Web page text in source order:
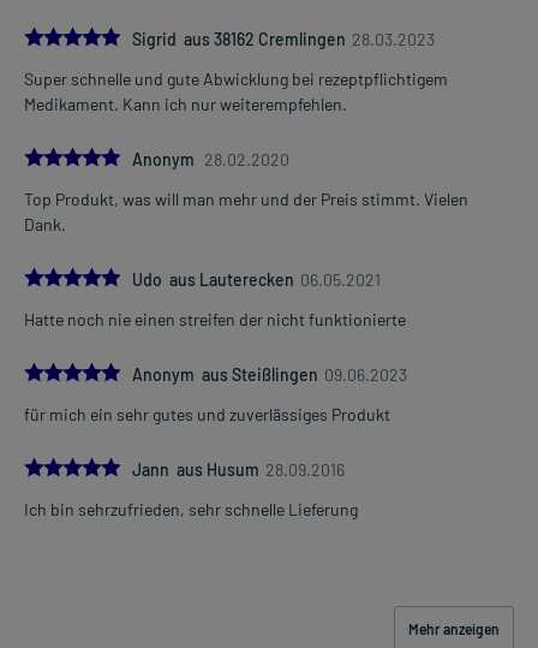
5.0
Sigrid aus 38162 Cremlingen 28.03.2023
Super schnelle und gute Abwicklung bei rezeptpflichtigem
Medikament. Kann ich nur weiterempfehlen.
5.0Anonym 28.02.2020
Top Produkt, was will man mehr und der Preis stimmt. Vielen
Dank.
5.0
Udo aus Lauterecken 06.05.2021
Hatte noch nie einen streifen der nicht funktionierte
5.0Anonym aus Steißlingen 09.06.2023
für mich ein sehr gutes und zuverlässiges Produkt
5.0
Jann aus Husum 28.09.2016
Ich bin sehrzufrieden, sehr schnelle Lieferung
Mehr anzeigen